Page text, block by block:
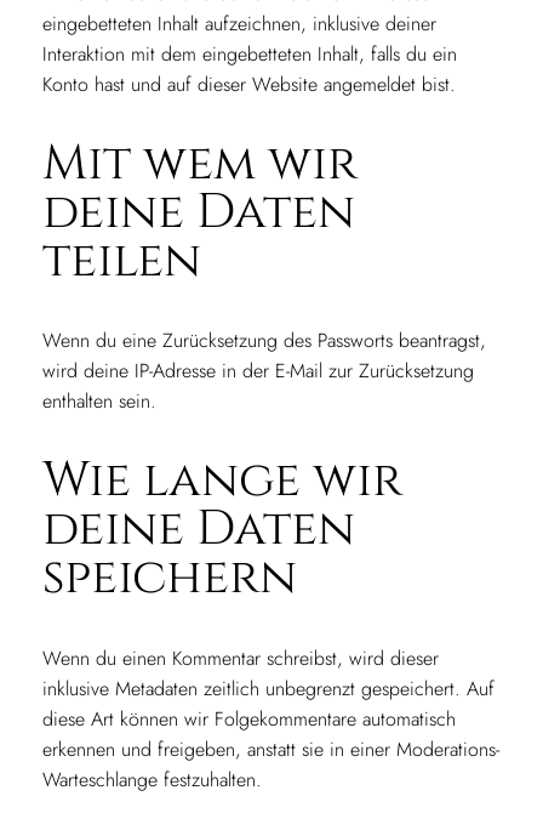
eingebetteten Inhalt aufzeichnen, inklusive deiner
Interaktion mit dem eingebetteten Inhalt, falls du ein
Konto hast und auf dieser Website angemeldet bist.
Mit wem wir
deine Daten
teilen
Wenn du eine Zurücksetzung des Passworts beantragst,
wird deine IP-Adresse in der E-Mail zur Zurücksetzung
enthalten sein.
Wie lange wir
deine Daten
speichern
Wenn du einen Kommentar schreibst, wird dieser
inklusive Metadaten zeitlich unbegrenzt gespeichert. Auf
diese Art können wir Folgekommentare automatisch
erkennen und freigeben, anstatt sie in einer Moderations-
Warteschlange festzuhalten.